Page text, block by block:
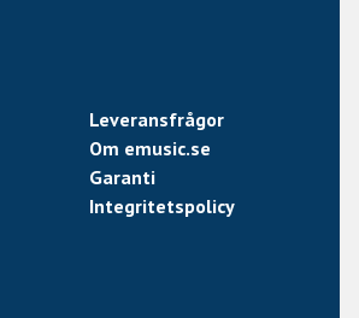
“S” Humbucker
15 “S” Singlecoil
Leveransfrågor
Om emusic.se
Garanti
Integritetspolicy